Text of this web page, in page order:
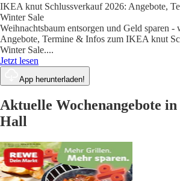
IKEA knut Schlussverkauf 2026: Angebote,
Winter Sale
Weihnachtsbaum entsorgen und Geld sparen -
Angebote, Termine & Infos zum IKEA knut
Winter Sale....
Jetzt lesen
App herunterladen!
Aktuelle Wochenangebote in
Hall